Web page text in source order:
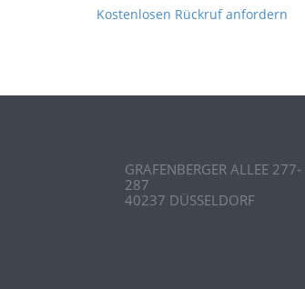
Kostenlosen Rückruf anfordern
GRAFENBERGER ALLEE 277-
287
40237 DÜSSELDORF